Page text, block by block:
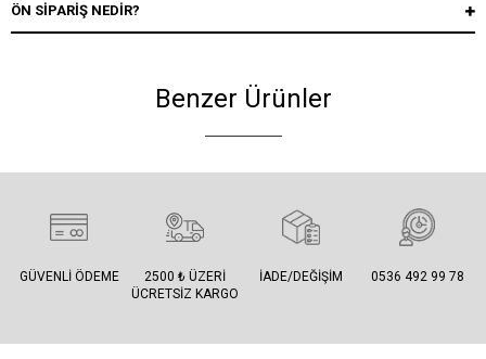
ÖN SIPARIŞ NEDIR?
Benzer Ürünler
GÜVENLI ÖDEME
2500 ₺ ÜZERI
ÜCRETSIZ KARGO
İADE/DEĞIŞIM 0536 492 99 78